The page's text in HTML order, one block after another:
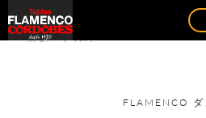
戻るアーティストへ
FLAMENCO